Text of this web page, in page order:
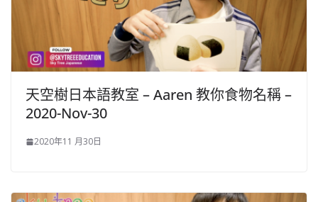
天空樹日本語教室 – Aaren​ 教你食物名稱 –
2020-Nov-30
2020年11 月30日